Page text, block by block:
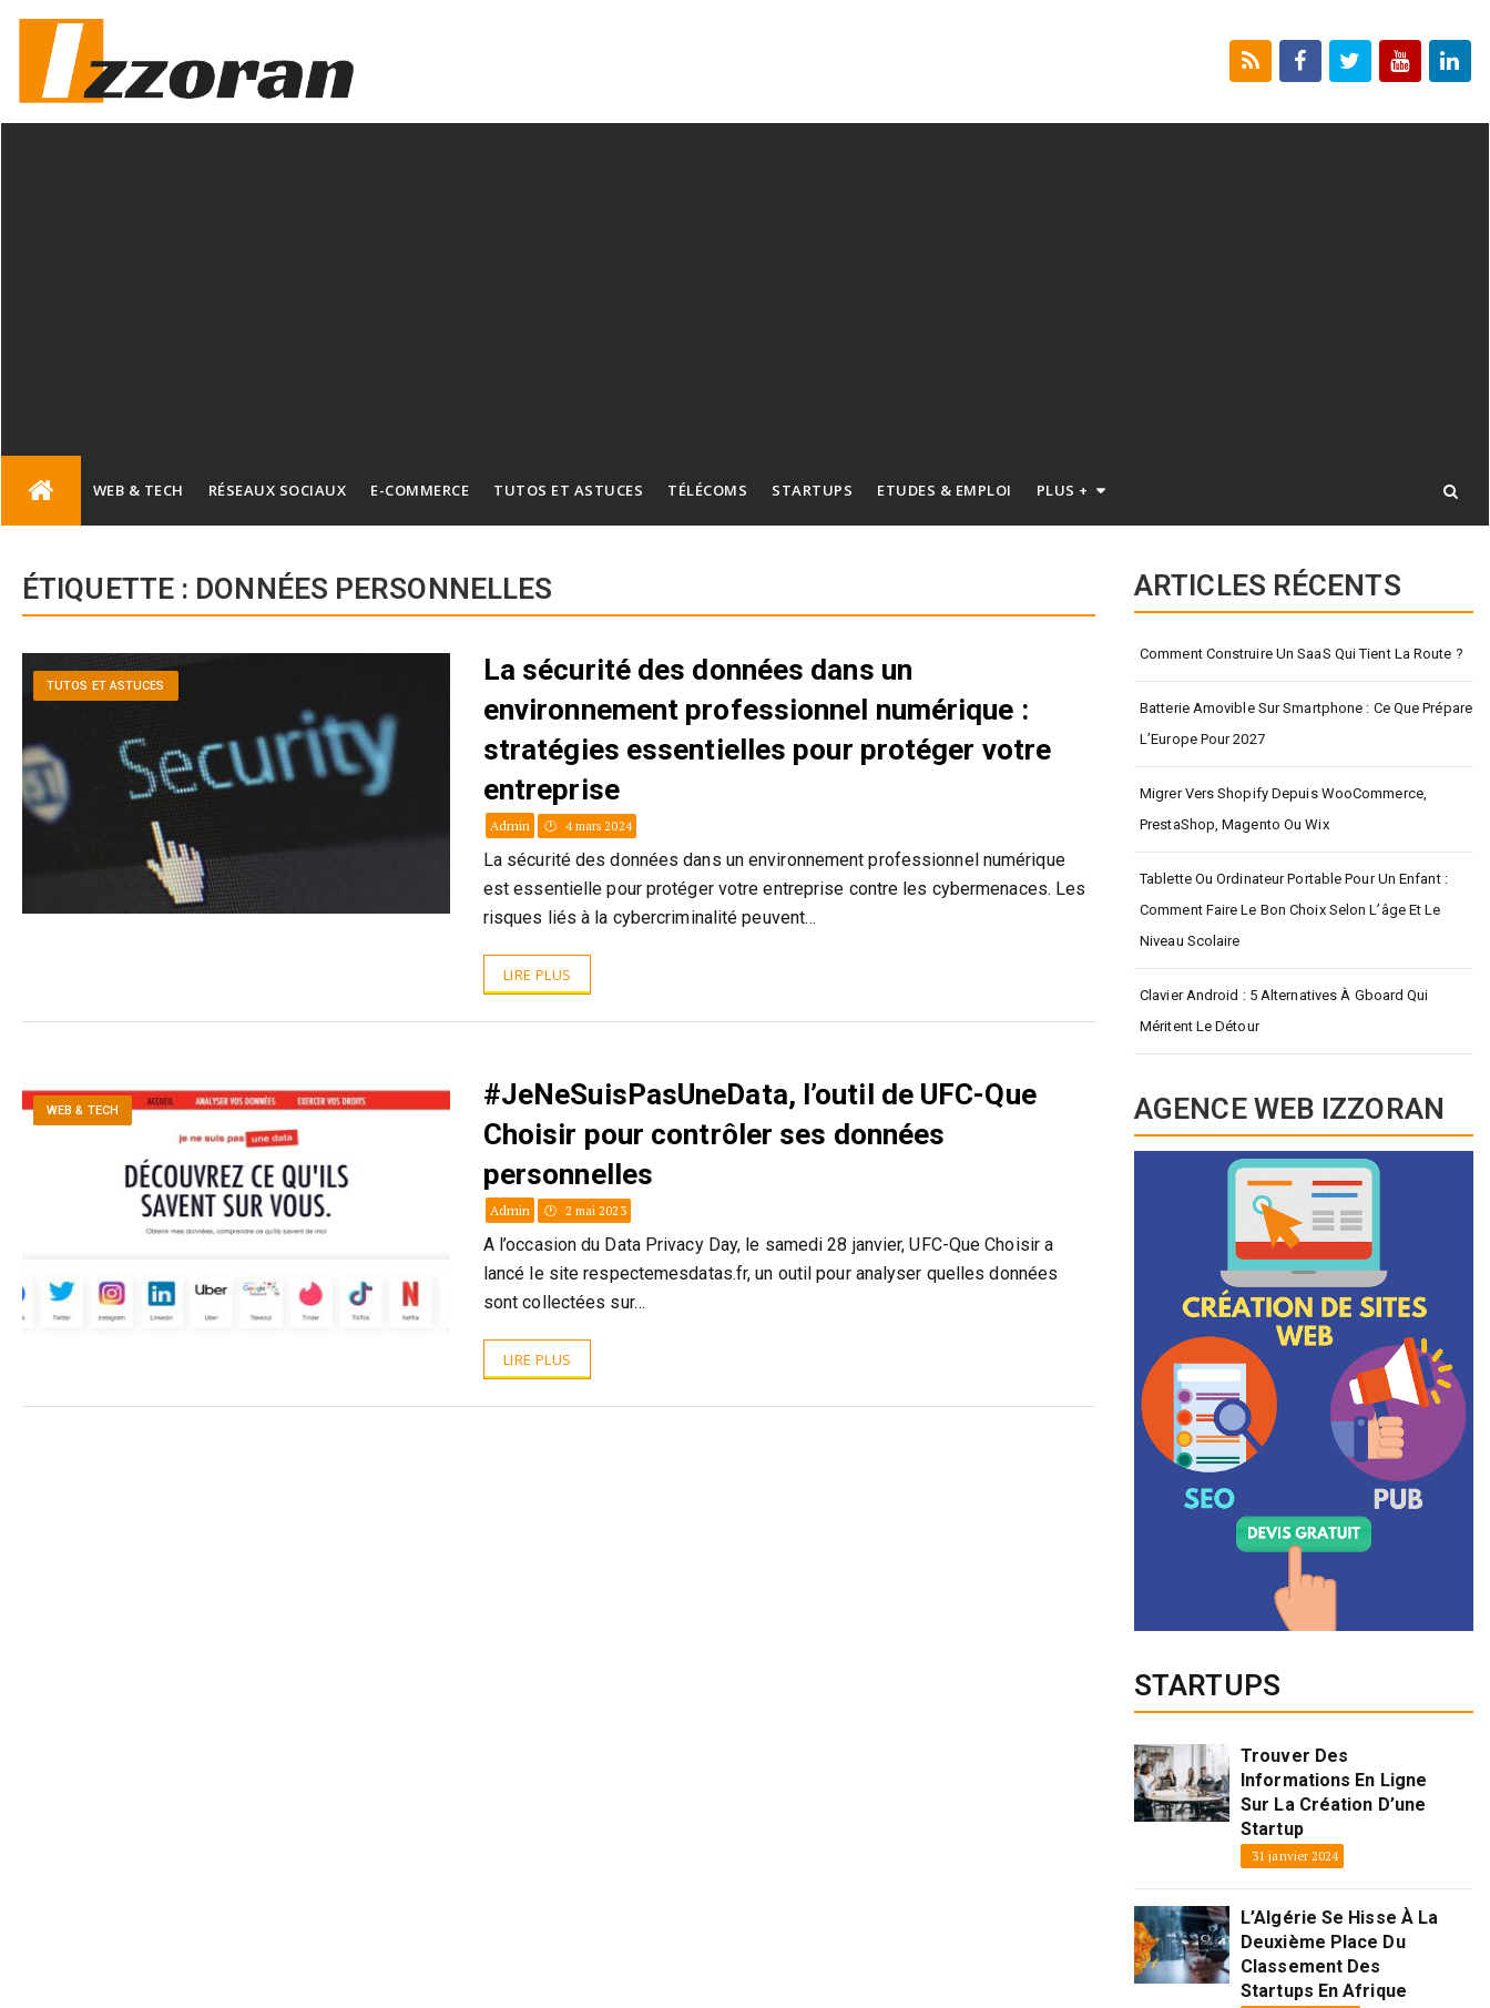
WEB & TECH RÉSEAUX SOCIAUX E-COMMERCE TUTOS ET ASTUCES TÉLÉCOMS STARTUPS ETUDES & EMPLOI PLUS +
ÉTIQUETTE : DONNÉES PERSONNELLES
TUTOS ET ASTUCES
La sécurité des données dans un
environnement professionnel numérique :
stratégies essentielles pour protéger votre
entreprise
Admin 4 mars 2024
La sécurité des données dans un environnement professionnel numérique
est essentielle pour protéger votre entreprise contre les cybermenaces. Les
risques liés à la cybercriminalité peuvent…
LIRE PLUS
WEB & TECH
#JeNeSuisPasUneData, l’outil de UFC-Que
Choisir pour contrôler ses données
personnelles
Admin 2 mai 2023
A l’occasion du Data Privacy Day, le samedi 28 janvier, UFC-Que Choisir a
lancé le site respectemesdatas.fr, un outil pour analyser quelles données
sont collectées sur…
LIRE PLUS
ARTICLES RÉCENTS
Comment Construire Un SaaS Qui Tient La Route ?
Batterie Amovible Sur Smartphone : Ce Que Prépare
L’Europe Pour 2027
Migrer Vers Shopify Depuis WooCommerce,
PrestaShop, Magento Ou Wix
Tablette Ou Ordinateur Portable Pour Un Enfant :
Comment Faire Le Bon Choix Selon L’âge Et Le
Niveau Scolaire
Clavier Android : 5 Alternatives À Gboard Qui
Méritent Le Détour
AGENCE WEB IZZORAN
STARTUPS
Trouver Des
Informations En Ligne
Sur La Création D’une
Startup
31 janvier 2024
L’Algérie Se Hisse À La
Deuxième Place Du
Classement Des
Startups En Afrique